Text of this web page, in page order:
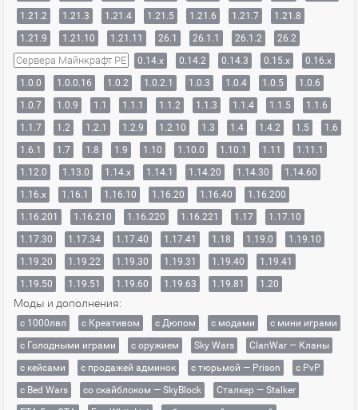
1.21.2
1.21.3 1.21.4 1.21.5 1.21.6 1.21.7
1.21.8
1.21.9
1.21.10 1.21.11 26.1 26.1.1 26.1.2 26.2
Сервера Майнкрафт PE 0.14.x 0.14.2 0.14.3 0.15.x
0.16.x
1.0.0
1.0.0.16 1.0.2 1.0.2.1 1.0.3 1.0.4 1.0.5
1.0.6
1.0.7
1.0.9 1.1 1.1.1 1.1.2 1.1.3 1.1.4 1.1.5
1.1.6
1.1.7
1.2 1.2.1 1.2.9 1.2.10 1.3 1.4 1.4.2 1.5
1.6
1.6.1
1.7 1.8 1.9 1.10 1.10.0 1.10.1 1.11
1.11.1
1.12.0
1.13.0 1.14.x 1.14.1 1.14.20 1.14.30
1.14.60
1.16.x
1.16.1 1.16.10 1.16.20 1.16.40
1.16.200
1.16.201
1.16.210 1.16.220 1.16.221 1.17
1.17.10
1.17.30
1.17.34 1.17.40 1.17.41 1.18 1.19.0
1.19.10
1.19.20
1.19.22 1.19.30 1.19.31 1.19.40
1.19.41
1.19.50
1.19.51 1.19.60 1.19.63 1.19.81 1.20
Моды и дополнения:
с 1000лвл c Креативом с Дюпом с модами
с мини играми
с Голодными играми
с оружием Sky Wars
ClanWar — Кланы
с кейсами
с продажей админок с тюрьмой — Prison
с PvP
с Bed Wars
со скайблоком — SkyBlock
Сталкер — Stalker